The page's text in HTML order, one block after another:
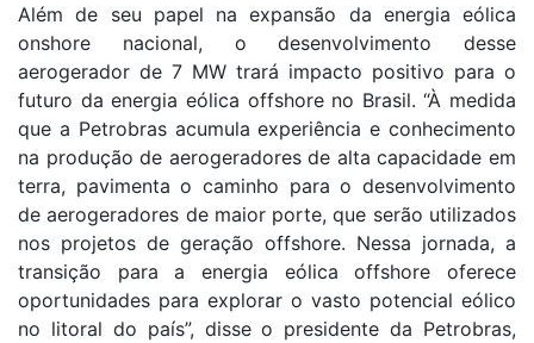
Além de seu papel na expansão da energia eólica
onshore nacional, o desenvolvimento desse
aerogerador de 7 MW trará impacto positivo para o
futuro da energia eólica offshore no Brasil. “À medida
que a Petrobras acumula experiência e conhecimento
na produção de aerogeradores de alta capacidade em
terra, pavimenta o caminho para o desenvolvimento
de aerogeradores de maior porte, que serão utilizados
nos projetos de geração offshore. Nessa jornada, a
transição para a energia eólica offshore oferece
oportunidades para explorar o vasto potencial eólico
no litoral do país”, disse o presidente da Petrobras,